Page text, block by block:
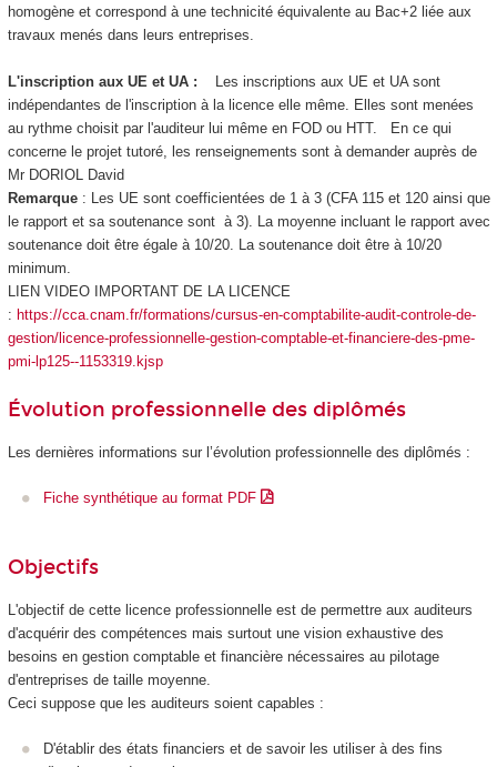
homogène et correspond à une technicité équivalente au Bac+2 liée aux
travaux menés dans leurs entreprises.
L'inscription aux UE et UA: Les inscriptions aux UE et UAsont
indépendantes de l'inscription à la licence elle même. Elles sont menées
au rythme choisit par l'auditeur lui même en FODou HTT. En ce qui
concerne le projet tutoré, les renseignements sont à demander auprès de
Mr DORIOL David
Remarque: Les UE sont coefficientées de 1 à 3 (CFA 115 et 120 ainsi que
le rapport et sa soutenance sont à 3). La moyenne incluant le rapport avec
soutenance doit être égale à 10/20. La soutenance doit être à 10/20
minimum.
LIEN VIDEO IMPORTANT DE LA LICENCE
: https://cca.cnam.fr/formations/cursus-en-comptabilite-audit-controle-de-
gestion/licence-professionnelle-gestion-comptable-et-financiere-des-pme-
pmi-lp125--1153319.kjsp
Évolution professionnelle des diplômés
Les dernières informations sur l’évolution professionnelle des diplômés :
Fiche synthétique au format PDF
Objectifs
L'objectif de cette licence professionnelle est de permettre aux auditeurs
d'acquérir des compétences mais surtout une vision exhaustive des
besoins en gestion comptable et financière nécessaires au pilotage
d'entreprises de taille moyenne.
Ceci suppose que les auditeurs soient capables :
D'établir des états financiers et de savoir les utiliser à des fins